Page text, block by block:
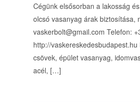
Cégünk elsősorban a lakosság
olcsó vasanyag árak biztosítása,
vaskerbolt@gmail.com Telefon:
http://
csövek, épület vasanyag,
acél, […]